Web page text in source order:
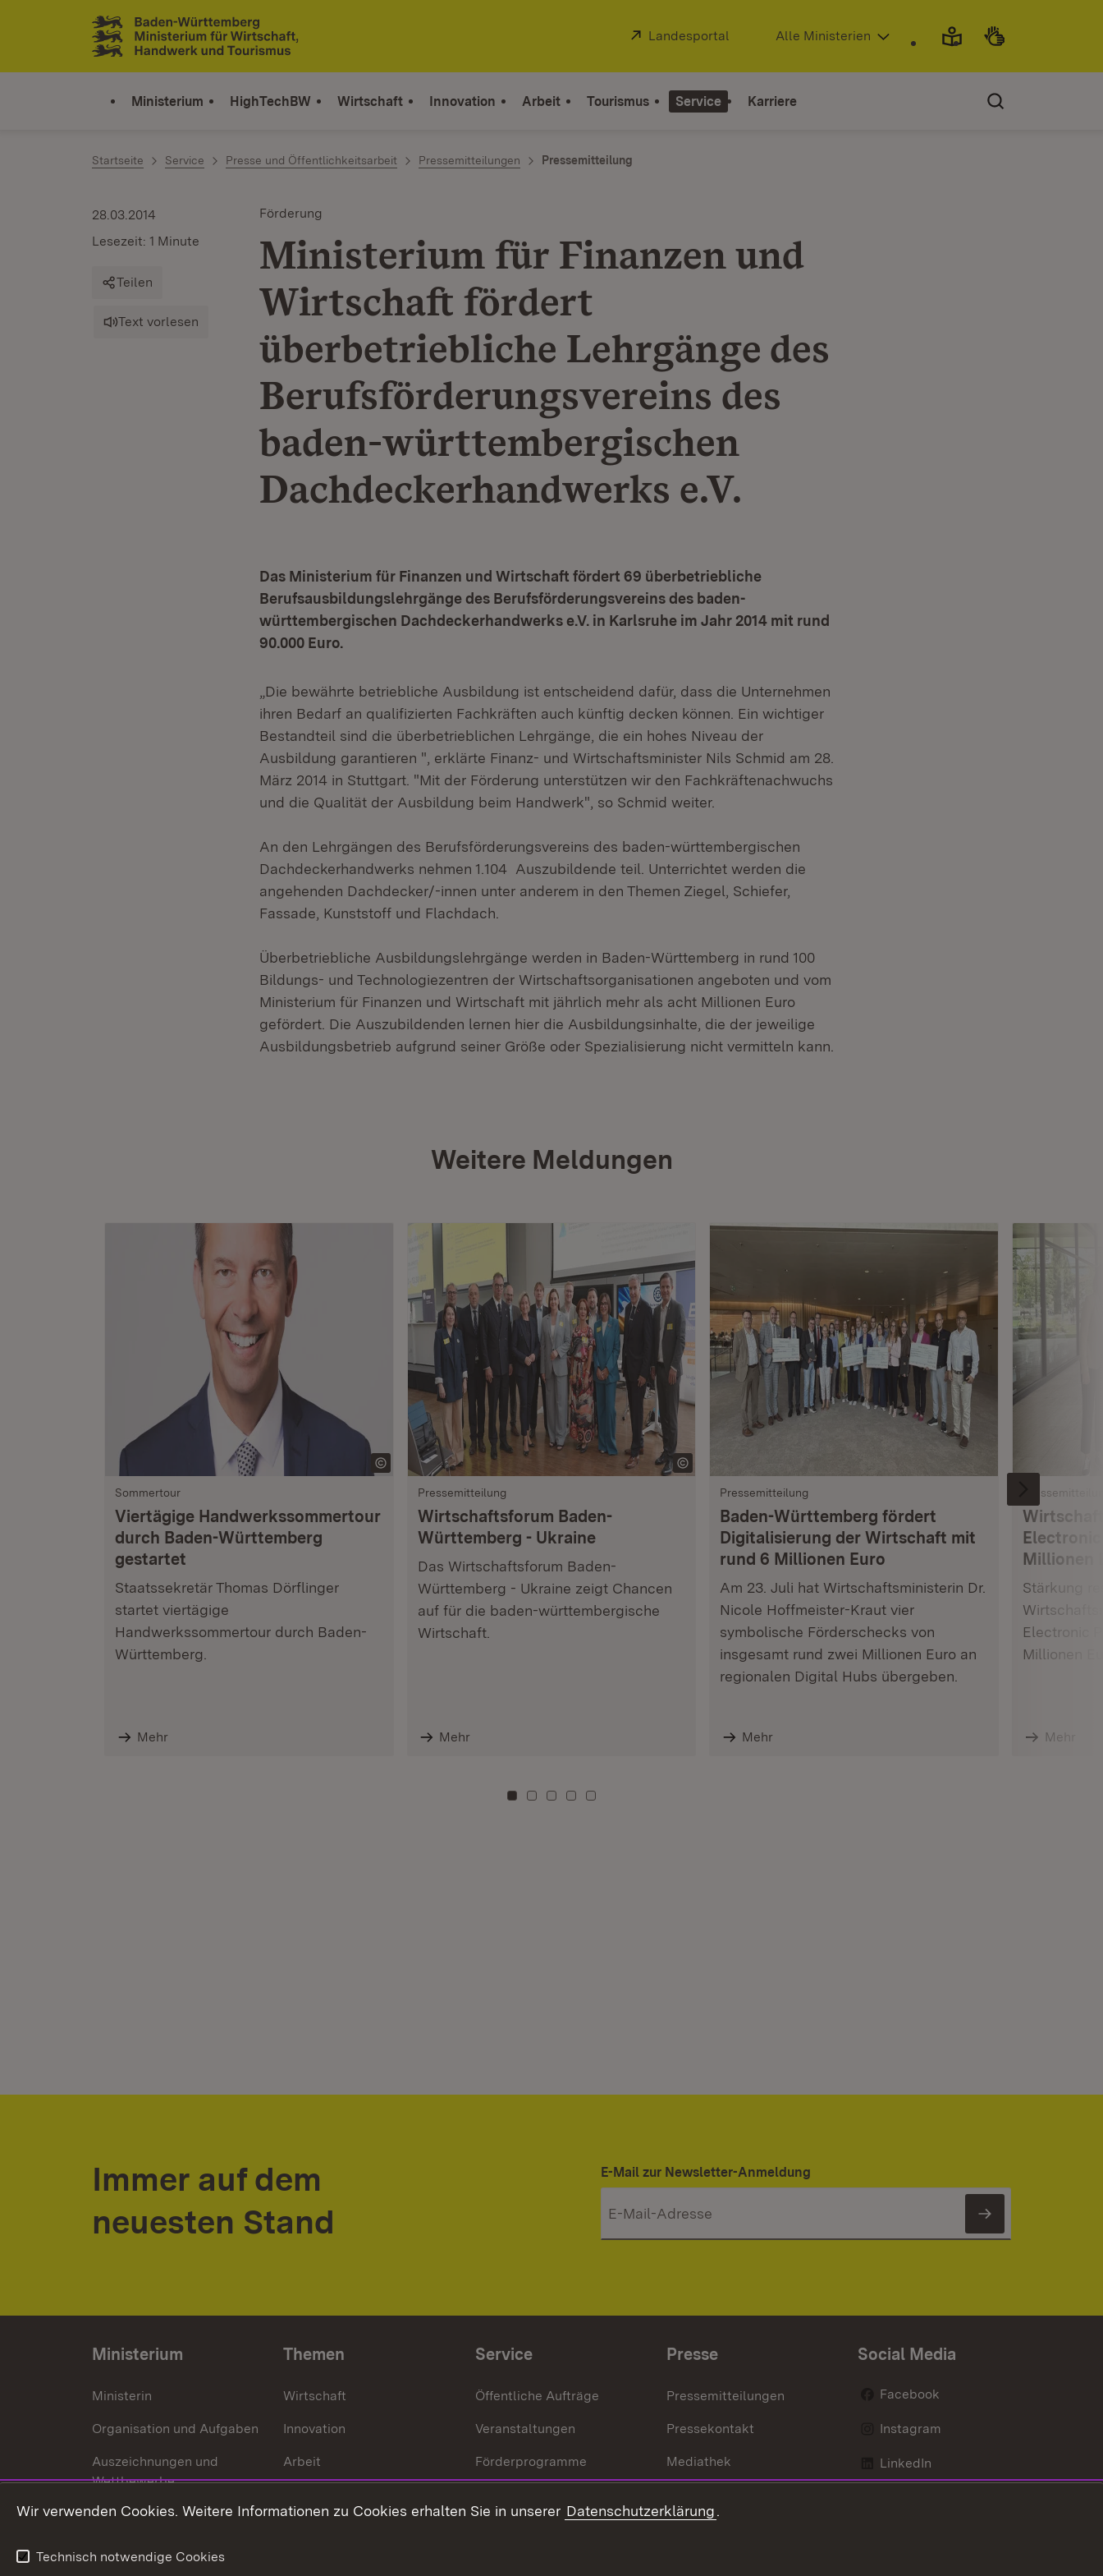
Zum Inhalt springen
Link zur Startseite
Extern:
Landesportal (Öffnet in neuem Fenster)
Alle Ministerien
Ministerium HighTechBW Wirtschaft Innovation Arbeit Tourismus Service Karriere
Startseite Service Presse und Öffentlichkeitsarbeit Pressemitteilungen Pressemitteilung
Förderung
Ministerium für Finanzen und
Wirtschaft fördert
überbetriebliche Lehrgänge des
Berufsförderungsvereins des
baden-württembergischen
Dachdeckerhandwerks e.V.
28.03.2014
Lesezeit: 1 Minute
Teilen
Text vorlesen
Das Ministerium für Finanzen und Wirtschaft fördert 69 überbetriebliche
Berufsausbildungslehrgänge des Berufsförderungsvereins des baden-
württembergischen Dachdeckerhandwerks e.V. in Karlsruhe im Jahr 2014 mit rund
90.000 Euro.
„Die bewährte betriebliche Ausbildung ist entscheidend dafür, dass die Unternehmen
ihren Bedarf an qualifizierten Fachkräften auch künftig decken können. Ein wichtiger
Bestandteil sind die überbetrieblichen Lehrgänge, die ein hohes Niveau der
Ausbildung garantieren ", erklärte Finanz- und Wirtschaftsminister Nils Schmid am 28.
März 2014 in Stuttgart. "Mit der Förderung unterstützen wir den Fachkräftenachwuchs
und die Qualität der Ausbildung beim Handwerk", so Schmid weiter.
An den Lehrgängen des Berufsförderungsvereins des baden-württembergischen
Dachdeckerhandwerks nehmen 1.104 Auszubildende teil. Unterrichtet werden die
angehenden Dachdecker/-innen unter anderem in den Themen Ziegel, Schiefer,
Fassade, Kunststoff und Flachdach.
Überbetriebliche Ausbildungslehrgänge werden in Baden-Württemberg in rund 100
Bildungs- und Technologiezentren der Wirtschaftsorganisationen angeboten und vom
Ministerium für Finanzen und Wirtschaft mit jährlich mehr als acht Millionen Euro
gefördert. Die Auszubildenden lernen hier die Ausbildungsinhalte, die der jeweilige
Ausbildungsbetrieb aufgrund seiner Größe oder Spezialisierung nicht vermitteln kann.
Weitere Meldungen
Sommertour
Viertägige Handwerkssommertour
durch Baden-Württemberg
gestartet
Staatssekretär Thomas Dörflinger
startet viertägige
Handwerkssommertour durch Baden-
Württemberg.
Mehr
Pressemitteilung
Wirtschaftsforum Baden-
Württemberg - Ukraine
Das Wirtschaftsforum Baden-
Württemberg - Ukraine zeigt Chancen
auf für die baden-württembergische
Wirtschaft.
Mehr
Pressemitteilung
Baden-Württemberg fördert
Digitalisierung der Wirtschaft mit
rund 6 Millionen Euro
Am 23. Juli hat Wirtschaftsministerin Dr.
Nicole Hoffmeister-Kraut vier
symbolische Förderschecks von
insgesamt rund zwei Millionen Euro an
regionalen Digital Hubs übergeben.
Mehr
Millionen
Stärkung
Electronic
Millionen
Mehr
Zu Kachel: 0
Zu Kachel: 3
Zu Kachel: 6
Zu Kachel: 9
Zu Kachel: 12
Immer auf dem
neuesten Stand
E-Mail zur Newsletter-Anmeldung
Newsletter
Ministerium
Ministerin
Organisation und Aufgaben
Auszeichnungen und
Wettbewerbe
Themen
Wirtschaft
Innovation
Arbeit
Service
Öffentliche Aufträge
Veranstaltungen
Förderprogramme
Presse
Pressemitteilungen
Pressekontakt
Mediathek
Social Media
Facebook
Instagram
LinkedIn
Wir verwenden Cookies. Weitere Informationen zu Cookies erhalten Sie in unserer Datenschutzerklärung.
Technisch notwendige Cookies